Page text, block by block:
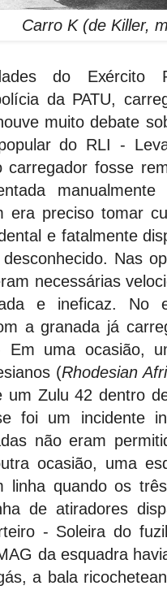
Carro K (de Killer,
do Exército
da PATU,
muito debate
do RLI -
carregador fosse
era preciso tomar
e fatalmente
Nas
necessárias
e ineficaz. No
a granada já
uma ocasião,
(Rhodesian
um Zulu 42 dentro
foi um incidente
não eram
ocasião, uma
linha quando os
de atiradores
- Soleira do
da esquadra
a bala